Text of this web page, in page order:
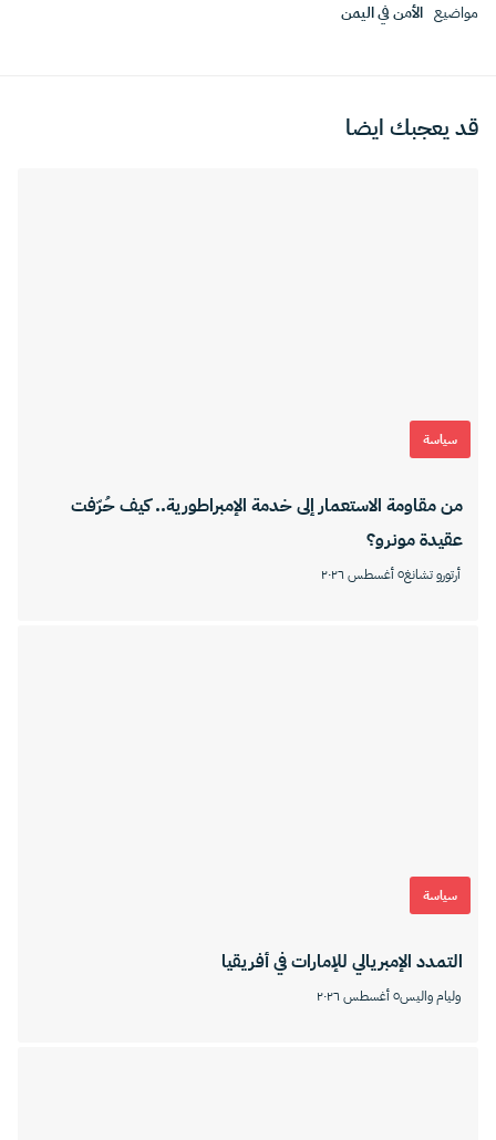
مواضيع الأمن في اليمن
قد يعجبك ايضا
سياسة
من مقاومة الاستعمار إلى خدمة الإمبراطورية.. كيف حُرّفت
عقيدة مونرو؟
أرتورو تشانغ٥ أغسطس ٢٠٢٦
سياسة
التمدد الإمبريالي للإمارات في أفريقيا
وليام واليس٥ أغسطس ٢٠٢٦